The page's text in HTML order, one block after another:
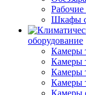
Шкафы
оборудование
Камеры
Камеры
Камеры
Камеры
Камеры